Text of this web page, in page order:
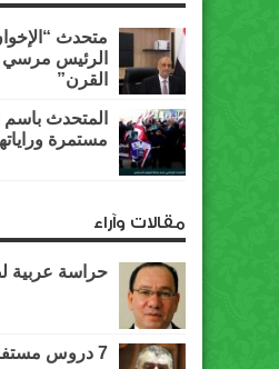
متحدث
الرئيس مرسي
القرن”
المتحدث باسم
مستمرة
مقالات وآراء
حراسة عربية
7 دروس مستفادة من ثورة يناير